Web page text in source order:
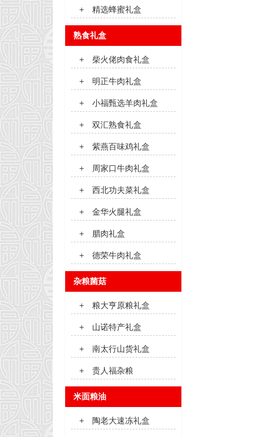
+ 精选蜂蜜礼盒
熟食礼盒
+ 柴火佬肉食礼盒
+ 明正牛肉礼盒
+ 小福甄选羊肉礼盒
+ 双汇熟食礼盒
+ 紫燕百味鸡礼盒
+ 周家口牛肉礼盒
+ 西北功夫菜礼盒
+ 金华火腿礼盒
+ 腊肉礼盒
+ 德荣牛肉礼盒
杂粮菌菇
+ 粮大亨原粮礼盒
+ 山诺特产礼盒
+ 南太行山货礼盒
+ 贵人福杂粮
米面粮油
+ 陶老大速冻礼盒